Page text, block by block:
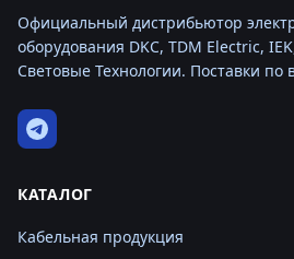
Официальный дистрибьютор
оборудования DKC, TDM Electric,
Световые Технологии. Поставки по
КАТАЛОГ
Кабельная продукция